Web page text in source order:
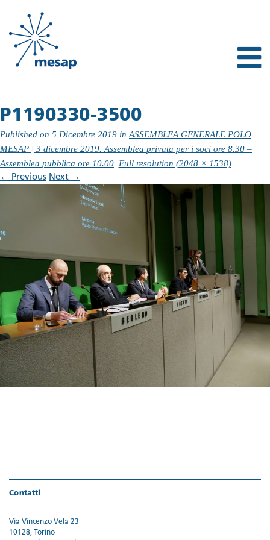
P1190330-3500
Published on 5 Dicembre 2019 in ASSEMBLEA GENERALE POLO
MESAP | 3 dicembre 2019. Assemblea privata per i soci ore 8.30 –
Assemblea pubblica ore 10.00 Full resolution (2048 × 1538)
← Previous Next →
Contatti
Via Vincenzo Vela 23
10128, Torino